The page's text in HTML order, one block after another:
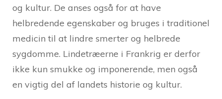
og kultur. De anses også for at have
helbredende egenskaber og bruges i traditionel
medicin til at lindre smerter og helbrede
sygdomme. Lindetræerne i Frankrig er derfor
ikke kun smukke og imponerende, men også
en vigtig del af landets historie og kultur.